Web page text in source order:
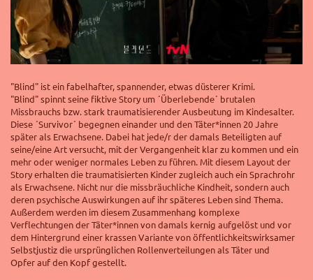
"Blind" ist ein fabelhafter, spannender, etwas düsterer Krimi.
"Blind" spinnt seine fiktive Story um ´Überlebende´ brutalen
Missbrauchs bzw. stark traumatisierender Ausbeutung im Kindesalter.
Diese ´Survivor´ begegnen einander und den Täter*innen 20 Jahre
später als Erwachsene. Dabei hat jede/r der damals Beteiligten auf
seine/eine Art versucht, mit der Vergangenheit klar zu kommen und ein
mehr oder weniger normales Leben zu führen. Mit diesem Layout der
Story erhalten die traumatisierten Kinder zugleich auch ein Sprachrohr
als Erwachsene. Nicht nur die missbräuchliche Kindheit, sondern auch
deren psychische Auswirkungen auf ihr späteres Leben sind Thema.
Außerdem werden im diesem Zusammenhang komplexe
Verflechtungen der Täter*innen von damals kernig aufgelöst und vor
dem Hintergrund einer krassen Variante von öffentlichkeitswirksamer
Selbstjustiz die ursprünglichen Rollenverteilungen als Täter und
Opfer auf den Kopf gestellt.